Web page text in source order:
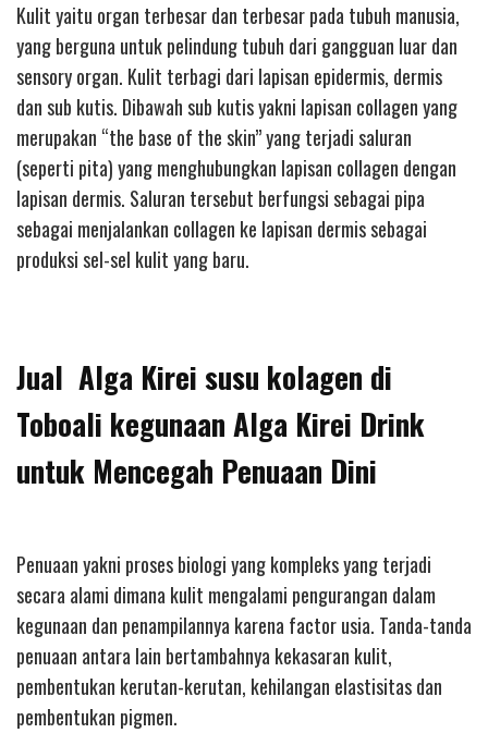
Kulit yaitu organ terbesar dan terbesar pada tubuh manusia,
yang berguna untuk pelindung tubuh dari gangguan luar dan
sensory organ. Kulit terbagi dari lapisan epidermis, dermis
dan sub kutis. Dibawah sub kutis yakni lapisan collagen yang
merupakan “the base of the skin” yang terjadi saluran
(seperti pita) yang menghubungkan lapisan collagen dengan
lapisan dermis. Saluran tersebut berfungsi sebagai pipa
sebagai menjalankan collagen ke lapisan dermis sebagai
produksi sel-sel kulit yang baru.
Jual Alga Kirei susu kolagen di
Toboali kegunaan Alga Kirei Drink
untuk Mencegah Penuaan Dini
Penuaan yakni proses biologi yang kompleks yang terjadi
secara alami dimana kulit mengalami pengurangan dalam
kegunaan dan penampilannya karena factor usia. Tanda-tanda
penuaan antara lain bertambahnya kekasaran kulit,
pembentukan kerutan-kerutan, kehilangan elastisitas dan
pembentukan pigmen.